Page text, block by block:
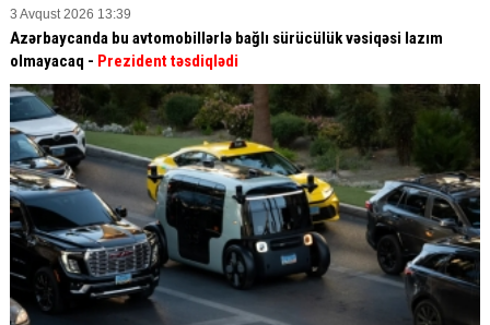
3 Avqust 2026 13:39
Azərbaycanda bu avtomobillərlə bağlı sürücülük vəsiqəsi lazım
olmayacaq - Prezident təsdiqlədi